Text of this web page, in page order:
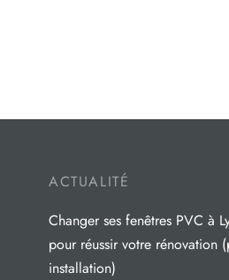
ACTUALITÉ
Changer ses fenêtres PVC à
pour réussir votre rénovation
installation)